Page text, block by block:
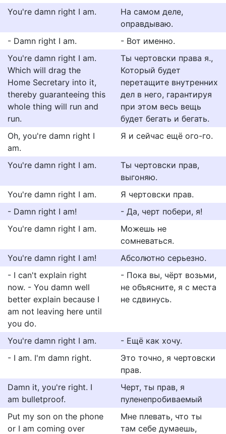
You're damn right I am.
На самом деле,
оправдываю.
- Damn right I am.
- Вот именно.
You're damn right I am.
Which will drag the
Home Secretary into it,
thereby guaranteeing this
whole thing will run and
run.
Ты чертовски права я.,
Который будет
перетащите внутренних
дел в него, гарантируя
при этом весь вещь
будет бегать и бегать.
Oh, you're damn right I
am.
Я и сейчас ещё ого-го.
You're damn right I am.
Ты чертовски прав,
выгоняю.
You're damn right I am.
Я чертовски прав.
- Damn right I am!
- Да, черт побери, я!
You're damn right I am.
Можешь не
сомневаться.
You're damn right I am!
Абсолютно серьезно.
- I can't explain right
now. - You damn well
better explain because I
am not leaving here until
you do.
- Пока вы, чёрт возьми,
не объясните, я с места
не сдвинусь.
You're damn right I am.
- Ещё как хочу.
- I am. I'm damn right.
Это точно, я чертовски
прав.
Damn it, you're right. I
am bulletproof.
Черт, ты прав, я
пуленепробиваемый
Put my son on the phone
or I am coming over
Мне плевать, что ты
там себе думаешь,